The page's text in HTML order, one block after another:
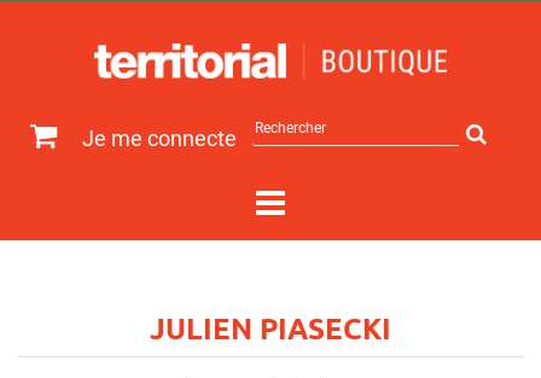
Je me connecte
sur
JULIEN PIASECKI